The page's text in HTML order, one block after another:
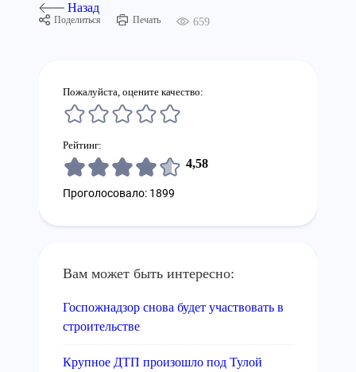
Назад
Поделиться Печать 659
Пожалуйста, оцените качество:
Рейтинг:
4,58
Проголосовало: 1899
Вам может быть интересно:
Госпожнадзор снова будет участвовать в
строительстве
Крупное ДТП произошло под Тулой